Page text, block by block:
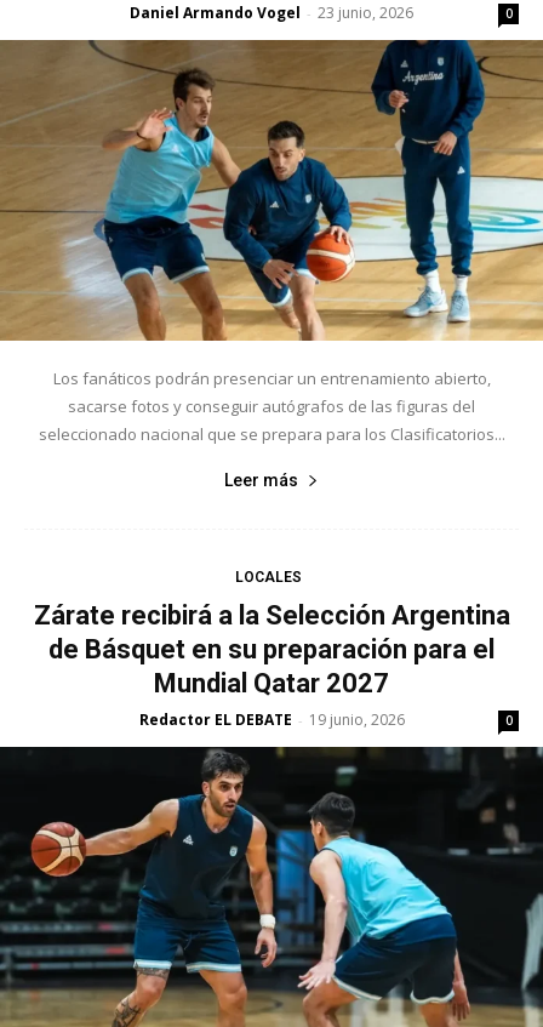
Daniel Armando Vogel - 23 junio, 2026 0
Los fanáticos podrán presenciar un entrenamiento abierto,
sacarse fotos y conseguir autógrafos de las figuras del
seleccionado nacional que se prepara para los Clasificatorios...
Leer más
LOCALES
Zárate recibirá a la Selección Argentina
de Básquet en su preparación para el
Mundial Qatar 2027
Redactor EL DEBATE - 19 junio, 2026 0